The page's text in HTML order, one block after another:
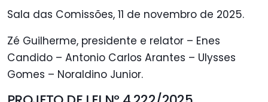
Sala das Comissões, 11 de novembro de 2025.
Zé Guilherme, presidente e relator – Enes
Candido – Antonio Carlos Arantes – Ulysses
Gomes – Noraldino Junior.